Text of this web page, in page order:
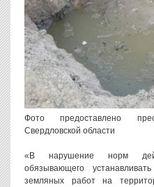
Фото предоставлено
Свердловской области
«В нарушение норм
обязывающего
земляных работ на